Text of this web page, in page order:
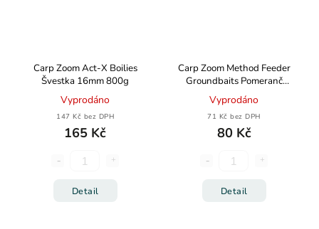
Carp Zoom Act-X Boilies
Švestka 16mm 800g
Vyprodáno
147 Kč bez DPH
165 Kč
Detail
Carp Zoom Method Feeder
Groundbaits Pomeranč
Čokoláda 1kg
Vyprodáno
71 Kč bez DPH
80 Kč
Detail